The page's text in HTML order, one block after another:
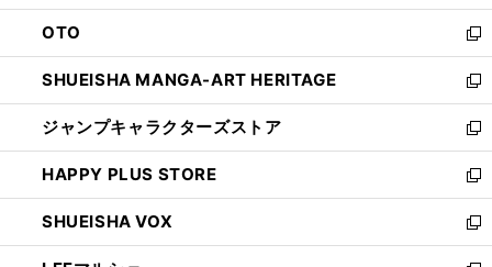
ウ
で
開
く
ン
ド
ウ
で
開
く
OTO
新
し
い
ウ
ィ
ン
ド
ウ
で
開
SHUEISHA MANGA-ART HERITAGE
新
し
い
ウ
ィ
ン
ド
ウ
ジャンプキャラクターズストア
新
し
い
ウ
ィ
ン
HAPPY PLUS STORE
新
し
い
ウ
SHUEISHA VOX
新
し